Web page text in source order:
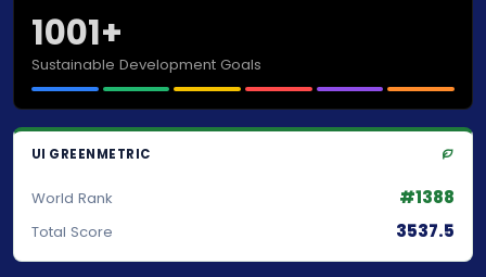
1001+
Sustainable Development Goals
UI GREENMETRIC
World Rank #1388
Total Score 3537.5